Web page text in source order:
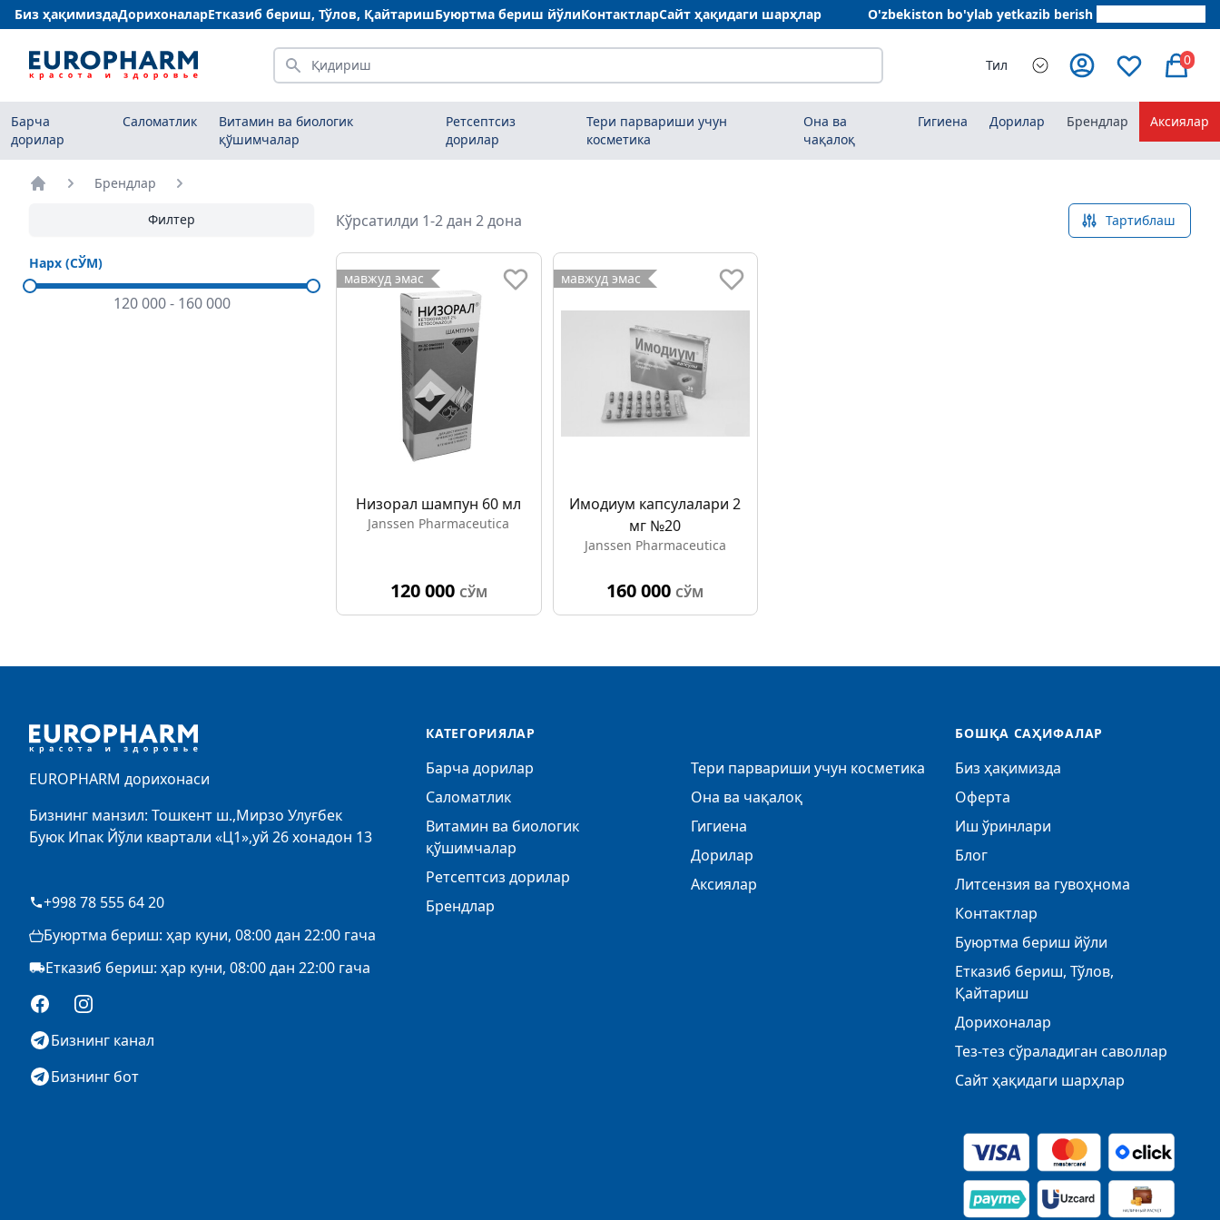
Биз ҳақимиздаДорихоналарЕтказиб бериш, Тўлов, ҚайтаришБуюртма бериш йўлиКонтактларСайт ҳақидаги шарҳлар O'zbekiston bo'ylab yetkazib berish
Қидириш Тил 0
Барча
дорилар
Саломатлик
Витамин ва биологик
қўшимчалар
Ретсептсиз
дорилар
Тери парвариши учун
косметика
Она ва
чақалоқ
Гигиена Дорилар Брендлар Аксиялар
Брендлар
Филтер
Нарх (СЎМ)
120 000- 160 000
Кўрсатилди 1-2 дан 2 дона Тартиблаш
мавжуд эмас
Низорал шампун 60 мл
Janssen Pharmaceutica
120 000 СЎМ
мавжуд эмас
Имодиум капсулалари 2
мг №20
Janssen Pharmaceutica
160 000 СЎМ
EUROPHARM дорихонаси
Бизнинг манзил: Тошкент ш.,Мирзо Улуғбек
Буюк Ипак Йўли квартали «Ц1»,уй 26 хонадон 13
+998 78 555 64 20
Буюртма бериш: ҳар куни, 08:00 дан 22:00 гача
Етказиб бериш: ҳар куни, 08:00 дан 22:00 гача
FacebookInstagram
Бизнинг канал
Бизнинг бот
КАТЕГОРИЯЛАР
Барча дорилар
Саломатлик
Витамин ва биологик
қўшимчалар
Ретсептсиз дорилар
Брендлар
Тери парвариши учун косметика
Она ва чақалоқ
Гигиена
Дорилар
Аксиялар
БОШҚА САҲИФАЛАР
Биз ҳақимизда
Оферта
Иш ўринлари
Блог
Литсензия ва гувоҳнома
Контактлар
Буюртма бериш йўли
Етказиб бериш, Тўлов,
Қайтариш
Дорихоналар
Тез-тез сўраладиган саволлар
Сайт ҳақидаги шарҳлар